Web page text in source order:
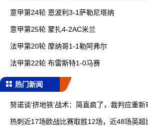
意甲第24轮 恩波利3-1萨勒尼塔纳
意甲第25轮 蒙扎4-2AC米兰
法甲第20轮 摩纳哥1-1勒阿弗尔
法甲第22轮 布雷斯特1-0马赛
热门新闻
努诺谈‘挤地铁’战术：简直疯了，裁判应重
热刺近17场欧战比赛取胜12场，近48场英超